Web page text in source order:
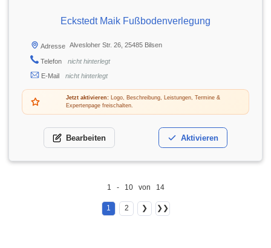
Eckstedt Maik Fußbodenverlegung
Adresse Alvesloher Str. 26, 25485 Bilsen
Telefon
nicht hinterlegt
E-Mail
nicht hinterlegt
Jetzt aktivieren:Logo, Beschreibung, Leistungen, Termine &
Expertenpage freischalten.
Bearbeiten Aktivieren
1 - 10 von 14
1 2 ❯ ❯❯